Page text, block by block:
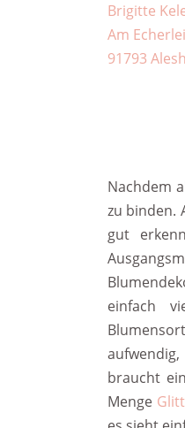
Brigitte
Am
91793
Nachdem
zu binden.
gut
einfach
braucht
Menge